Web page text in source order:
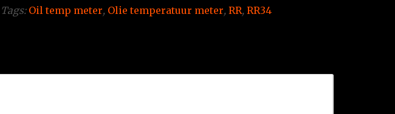
Tags: Oil temp meter, Olie temperatuur meter, RR, RR34